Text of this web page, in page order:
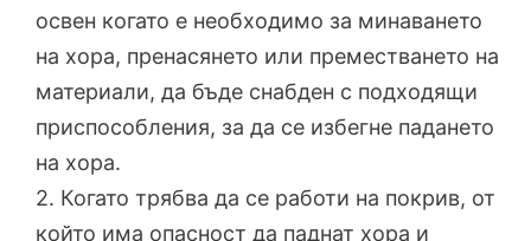
освен когато е необходимо за минаването
на хора, пренасянето или преместването на
материали, да бъде снабден с подходящи
приспособления, за да се избегне падането
на хора.
2. Когато трябва да се работи на покрив, от
който има опасност да паднат хора и